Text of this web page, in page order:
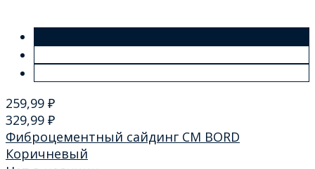
259,99 ₽
329,99 ₽
Фиброцементный сайдинг CM BORD
Коричневый